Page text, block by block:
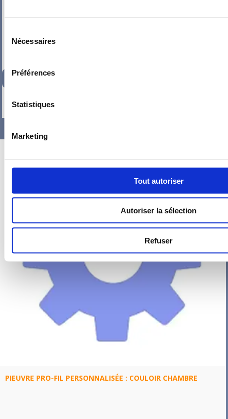
Nécessaires
Préférences
Statistiques
Marketing
Tout autoriser
Autoriser la sélection
Refuser
247,51€ TTC
PIEUVRE PRO-FIL PERSONNALISÉE : COULOIR CHAMBRE